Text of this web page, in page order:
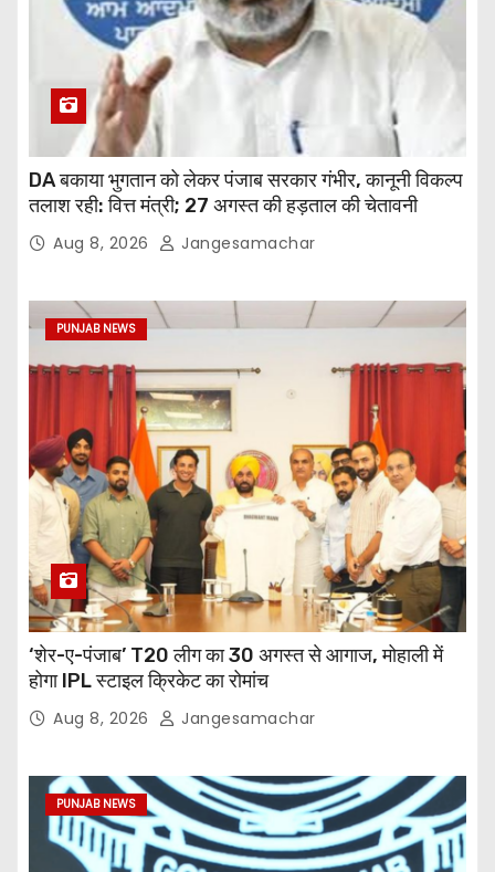
DA बकाया भुगतान को लेकर पंजाब सरकार गंभीर, कानूनी विकल्प
तलाश रही: वित्त मंत्री; 27 अगस्त की हड़ताल की चेतावनी
Aug 8, 2026 Jangesamachar
PUNJAB NEWS
‘शेर-ए-पंजाब’ T20 लीग का 30 अगस्त से आगाज, मोहाली में
होगा IPL स्टाइल क्रिकेट का रोमांच
Aug 8, 2026 Jangesamachar
PUNJAB NEWS